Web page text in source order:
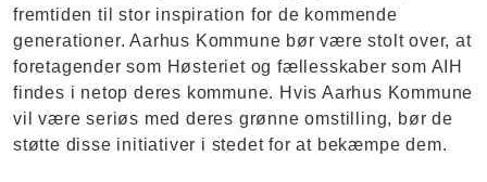
fremtiden til stor inspiration for de kommende
generationer. Aarhus Kommune bør være stolt over, at
foretagender som Høsteriet og fællesskaber som AIH
findes i netop deres kommune. Hvis Aarhus Kommune
vil være seriøs med deres grønne omstilling, bør de
støtte disse initiativer i stedet for at bekæmpe dem.